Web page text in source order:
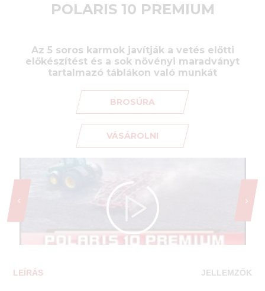
POLARIS 10 PREMIUM
Az 5 soros karmok javítják a vetés előtti
előkészítést és a sok növényi maradványt
tartalmazó táblákon való munkát
BROSÚRA
VÁSÁROLNI
LEÍRÁS JELLEMZŐK